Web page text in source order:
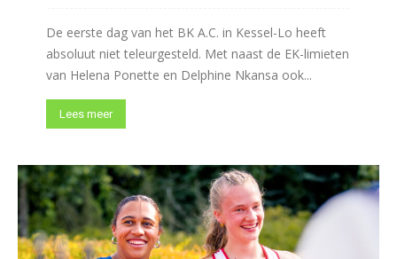
De eerste dag van het BK A.C. in Kessel-Lo heeft
absoluut niet teleurgesteld. Met naast de EK-limieten
van Helena Ponette en Delphine Nkansa ook...
Lees meer